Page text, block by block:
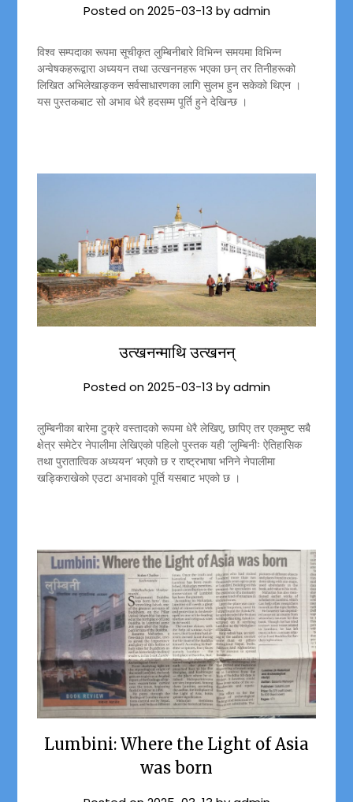
Posted on2025-03-13 byadmin
विश्व सम्पदाका रूपमा सूचीकृत लुम्बिनीबारे विभिन्न समयमा विभिन्न
अन्वेषकहरूद्वारा अध्ययन तथा उत्खननहरू भएका छन् तर तिनीहरूको
लिखित अभिलेखाङ्कन सर्वसाधारणका लागि सुलभ हुन सकेको थिएन ।
यस पुस्तकबाट सो अभाव धेरै हदसम्म पूर्ति हुने देखिन्छ ।
उत्खनन्माथि उत्खनन्
Posted on2025-03-13 byadmin
लुम्बिनीका बारेमा टुक्रे वस्तादको रूपमा धेरै लेखिए, छापिए तर एकमुष्ट सबै
क्षेत्र समेटेर नेपालीमा लेखिएको पहिलो पुस्तक यही ‘लुम्बिनीः ऐतिहासिक
तथा पुरातात्विक अध्ययन’ भएको छ र राष्ट्रभाषा भनिने नेपालीमा
खड्किराखेको एउटा अभावको पूर्ति यसबाट भएको छ ।
Lumbini: Where the Light of Asia
was born